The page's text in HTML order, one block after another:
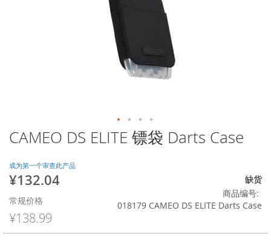
CAMEO DS ELITE 镖袋 Darts Case
成为第一个审查此产品
特
价
格
¥132.04
常规价格
¥138.99
缺货
商品编号
018179 CAMEO DS ELITE Darts Case
跳
转
图
像
库
的
开
头